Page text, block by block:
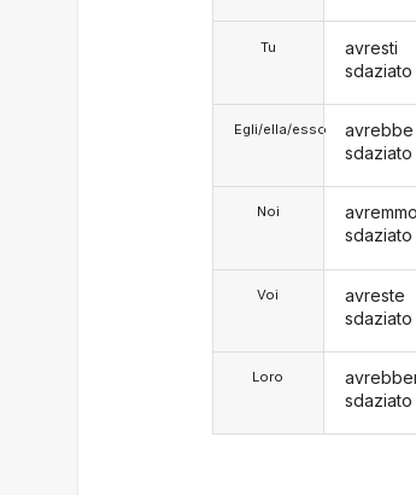
Tu
Egli/ella/esso
Noi
Voi
Loro
avresti
sdaziato
avrebbe
sdaziato
avremmo
sdaziato
avreste
sdaziato
sdaziato